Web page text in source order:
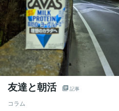
友達と朝活 記事
コラム